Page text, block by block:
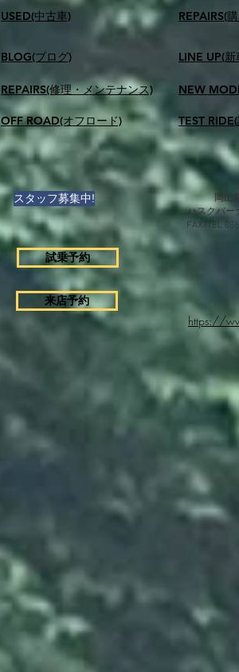
USED(中古車)
BLOG(ブログ)
REPAIRS(修理・メンテナンス)
OFF ROAD(オフロード)
​REPAIRS(
LINE UP(
NEW
TEST
スタッフ募集中!
試乗予約
来店予約
岡山
ハスクバー
FAX/TEL
https://